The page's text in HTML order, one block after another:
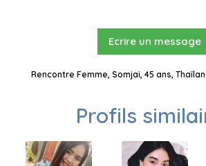
Ecrire un message
Rencontre Femme, Somjai, 45 ans,
Profils